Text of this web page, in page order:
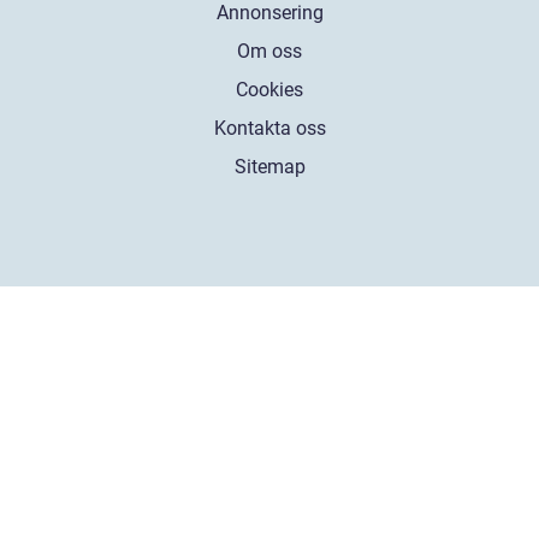
Annonsering
Om oss
Cookies
Kontakta oss
Sitemap